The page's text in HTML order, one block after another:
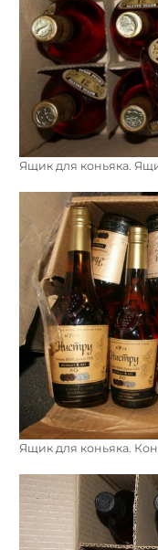
Ящик для коньяка.
Ящик для коньяка.